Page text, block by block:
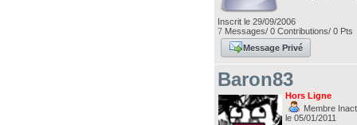
Inscrit le 29/09/2006
7 Messages/ 0 Contributions/ 0 Pts
Message Privé
Baron83
Hors Ligne
Membre
le 05/01/2011